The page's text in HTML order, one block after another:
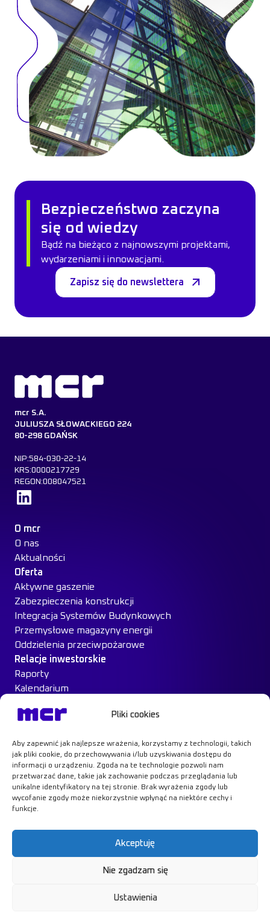
Pliki cookies
Aby zapewnić jak najlepsze wrażenia, korzystamy z technologii, takich
jak pliki cookie, do przechowywania i/lub uzyskiwania dostępu do
informacji o urządzeniu. Zgoda na te technologie pozwoli nam
przetwarzać dane, takie jak zachowanie podczas przeglądania lub
unikalne identyfikatory na tej stronie. Brak wyrażenia zgody lub
wycofanie zgody może niekorzystnie wpłynąć na niektóre cechy i
funkcje.
Akceptuję
Nie zgadzam się
Ustawienia
Bezpieczeństwo zaczyna
się od wiedzy
Bądź na bieżąco z najnowszymi projektami,
wydarzeniami i innowacjami.
Zapisz się do newslettera
mcr S.A.
JULIUSZA SŁOWACKIEGO 224
80-298 GDAŃSK
NIP:584-030-22-14
KRS:0000217729
REGON:008047521
O mcr
O nas
Aktualności
Oferta
Aktywne gaszenie
Zabezpieczenia konstrukcji
Integracja Systemów Budynkowych
Przemysłowe magazyny energii
Oddzielenia przeciwpożarowe
Relacje inwestorskie
Raporty
Kalendarium
Materiały inwestorskie
Case Study
Kontakt
Dowiedz się więcej